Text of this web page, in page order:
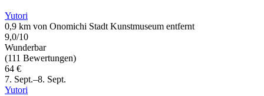
Yutori
0,9 km von Onomichi Stadt Kunstmuseum entfernt
9,0/10
Wunderbar
(111 Bewertungen)
64 €
7. Sept.–8. Sept.
Yutori